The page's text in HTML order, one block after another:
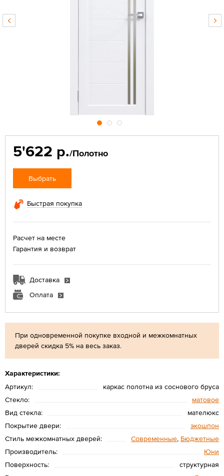
При одновременной покупке входной и межкомнатных
дверей скидка 5% на весь заказ.
Характеристики:
Артикул:
каркас полотна из соснового бруса
Стекло:
матовое
Вид стекла:
мателюкс
Покрытие двери:
экошпон
Стиль межкомнатных дверей:
Современные, Бюджетные
Производитель:
Юни
Поверхность:
структурная
5'622 р./Полотно
Выбрать
Быстрая покупка
Расчет на месте
Гарантия и возврат
Доставка
Оплата